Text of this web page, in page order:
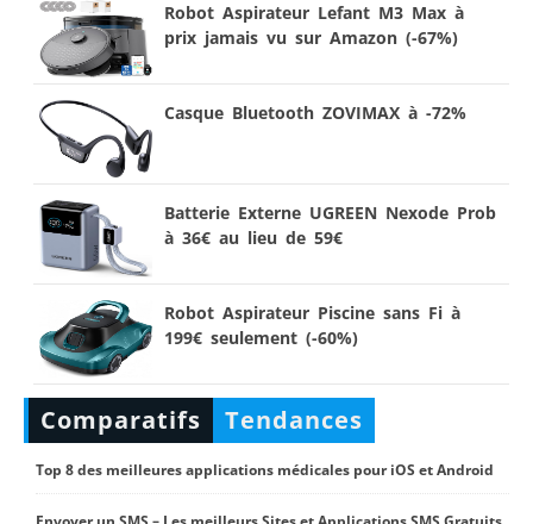
Robot Aspirateur Lefant M3 Max à
prix jamais vu sur Amazon (-67%)
Casque Bluetooth ZOVIMAX à -72%
Batterie Externe UGREEN Nexode Prob
à 36€ au lieu de 59€
Robot Aspirateur Piscine sans Fi à
199€ seulement (-60%)
Comparatifs Tendances
Top 8 des meilleures applications médicales pour iOS et Android